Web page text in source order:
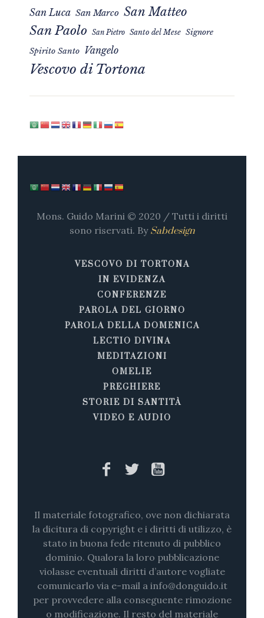
San Luca San Marco San Matteo
San Paolo San Pietro Santo del Mese Signore
Spirito Santo Vangelo
Vescovo di Tortona
Mons. Guido Marini © 2020 / Tutti i diritti
sono riservati. By Sabdesign
VESCOVO DI TORTONA
IN EVIDENZA
CONFERENZE
PAROLA DEL GIORNO
PAROLA DELLA DOMENICA
LECTIO DIVINA
MEDITAZIONI
OMELIE
PREGHIERE
STORIE DI SANTITÀ
VIDEO E AUDIO
Il materiale fotografico, ove non dichiarata
la dicitura di copyright e i diritti di utilizzo, è
stato in buona fede ritenuto di pubblico
dominio. Qualora la loro pubblicazione
violasse eventuali diritti d’autore vogliate
comunicarlo via e-mail a info@donguido.it
per provvedere alla conseguente rimozione
o modificazione. Il resto del materiale